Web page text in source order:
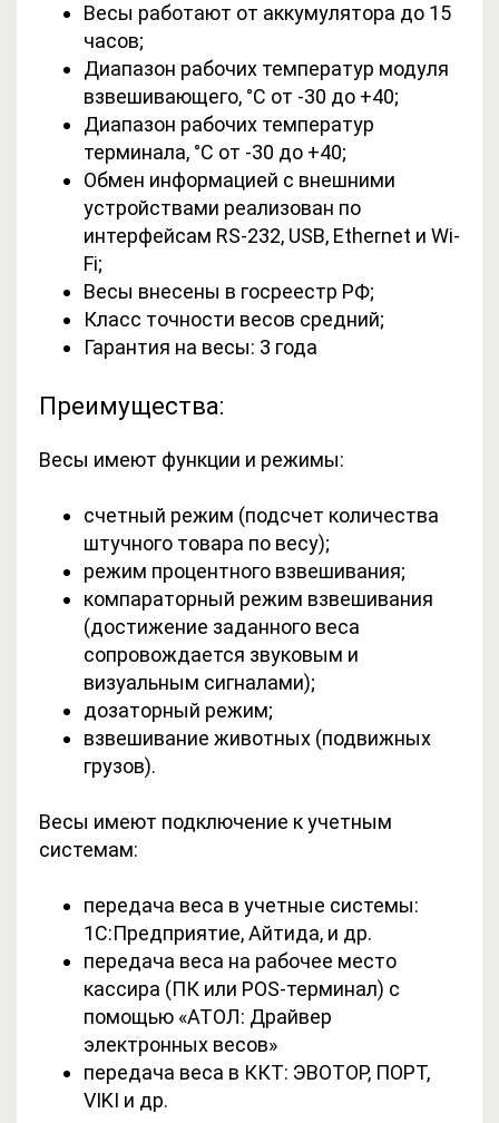
Весы работают от аккумулятора до 15
часов;
Диапазон рабочих температур модуля
взвешивающего, °С от -30 до +40;
Диапазон рабочих температур
терминала, °С от -30 до +40;
Обмен информацией с внешними
устройствами реализован по
интерфейсам RS-232, USB, Ethernet и Wi-
Fi;
Весы внесены в госреестр РФ;
Класс точности весов средний;
Гарантия на весы: 3 года
Преимущества:
Весы имеют функции и режимы:
счетный режим (подсчет количества
штучного товара по весу);
режим процентного взвешивания;
компараторный режим взвешивания
(достижение заданного веса
сопровождается звуковым и
визуальным сигналами);
дозаторный режим;
взвешивание животных (подвижных
грузов).
Весы имеют подключение к учетным
системам:
передача веса в учетные системы:
1С:Предприятие, Айтида, и др.
передача веса на рабочее место
кассира (ПК или POS-терминал) с
помощью «АТОЛ: Драйвер
электронных весов»
передача веса в ККТ: ЭВОТОР, ПОРТ,
VIKI и др.